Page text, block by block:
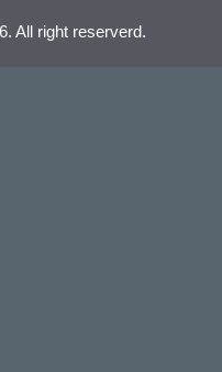
All right reserverd.